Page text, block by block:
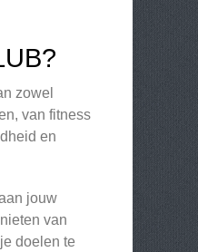
zowel
van fitness
en
jouw
van
doelen te